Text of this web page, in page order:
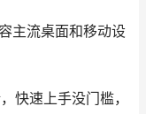
主流桌面和移动设
快速上手没门槛，